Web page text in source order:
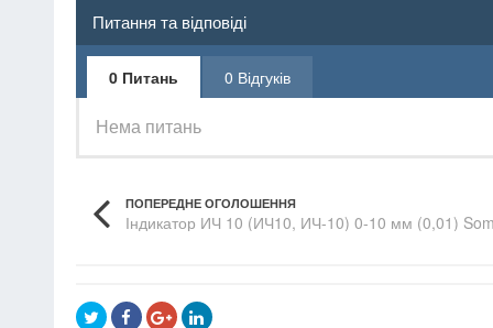
Питання та відповіді
0 Питань 0 Відгуків
Нема питань
ПОПЕРЕДНЕ ОГОЛОШЕННЯ
Індикатор ИЧ 10 (ИЧ10, ИЧ-10) 0-10 мм (0,01)